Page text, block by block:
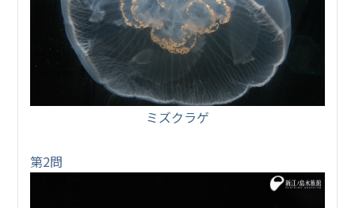
ミズクラゲ
第2問